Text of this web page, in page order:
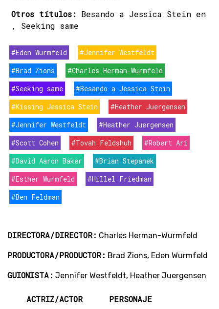
Otros títulos: Besando a Jessica Stein en
, Seeking same
#Eden Wurmfeld
#Jennifer Westfeldt
#Brad Zions
#Charles Herman-Wurmfeld
#Seeking same
#Besando a Jessica Stein
#Kissing Jessica Stein
#Heather Juergensen
#Jennifer Westfeldt
#Heather Juergensen
#Scott Cohen
#Tovah Feldshuh
#Robert Ari
#David Aaron Baker
#Brian Stepanek
#Esther Wurmfeld
#Hillel Friedman
#Ben Feldman
DIRECTORA/DIRECTOR: Charles Herman-Wurmfeld
PRODUCTORA/PRODUCTOR: Brad Zions, Eden Wurmfeld
GUIONISTA: Jennifer Westfeldt, Heather Juergensen
ACTRIZ/ACTOR PERSONAJE